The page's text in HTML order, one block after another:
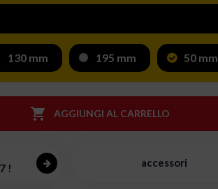
130 mm 195 mm 50 mm
 AGGIUNGI AL CARRELLO
!
accessori